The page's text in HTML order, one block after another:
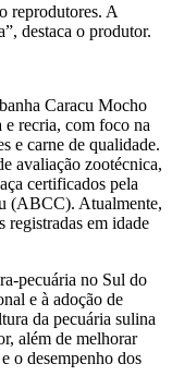
reprodutores. A
destaca o produtor.
Caracu Mocho
e recria, com foco na
e carne de qualidade.
avaliação zootécnica,
certificados pela
(ABCC). Atualmente,
registradas em idade
pecuária no Sul do
e à adoção de
da pecuária sulina
além de melhorar
o desempenho dos